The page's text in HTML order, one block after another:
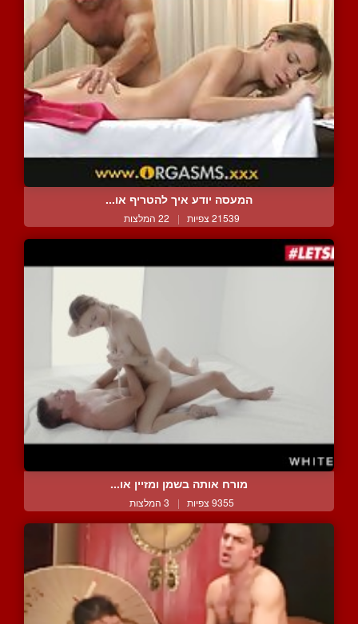
המעסה יודע איך להטריף או...
21539 צפיות | 22 המלצות
מורח אותה בשמן ומזיין או...
9355 צפיות | 3 המלצות